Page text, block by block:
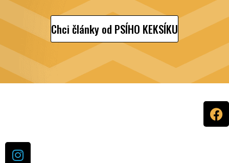
Chci články od PSÍHO KEKSÍKU